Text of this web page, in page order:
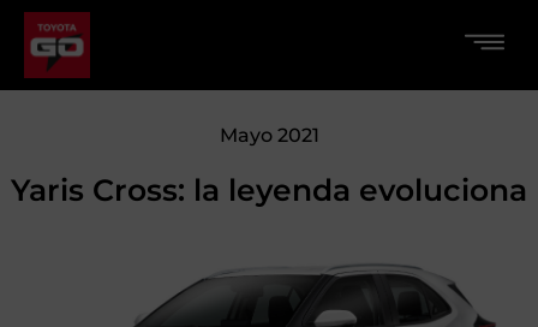
Mayo 2021
Yaris Cross: la leyenda evoluciona